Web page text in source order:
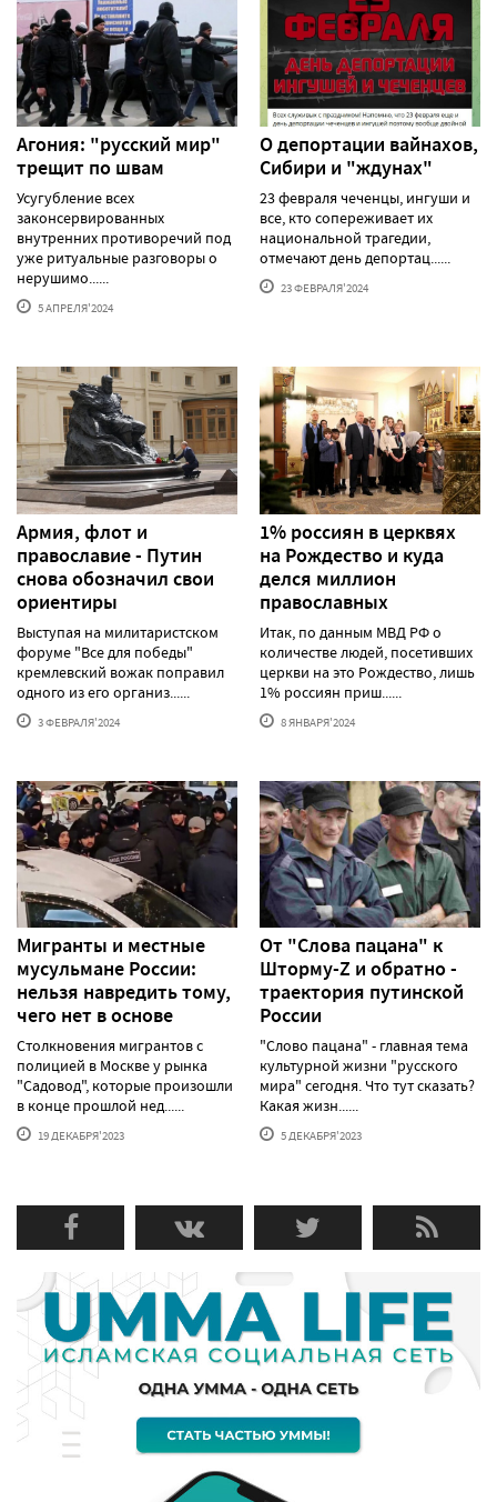
Агония: "русский мир"
трещит по швам
Усугубление всех
законсервированных
внутренних противоречий под
уже ритуальные разговоры о
нерушимо......
5 АПРЕЛЯ'2024
О депортации вайнахов,
Сибири и "ждунах"
23 февраля чеченцы, ингуши и
все, кто сопереживает их
национальной трагедии,
отмечают день депортац......
23 ФЕВРАЛЯ'2024
Армия, флот и
православие - Путин
снова обозначил свои
ориентиры
Выступая на милитаристском
форуме "Все для победы"
кремлевский вожак поправил
одного из его организ......
3 ФЕВРАЛЯ'2024
1% россиян в церквях
на Рождество и куда
делся миллион
православных
Итак, по данным МВД РФ о
количестве людей, посетивших
церкви на это Рождество, лишь
1% россиян приш......
8 ЯНВАРЯ'2024
Мигранты и местные
мусульмане России:
нельзя навредить тому,
чего нет в основе
Столкновения мигрантов с
полицией в Москве у рынка
"Садовод", которые произошли
в конце прошлой нед......
19 ДЕКАБРЯ'2023
От "Слова пацана" к
Шторму-Z и обратно -
траектория путинской
России
"Слово пацана" - главная тема
культурной жизни "русского
мира" сегодня. Что тут сказать?
Какая жизн......
5 ДЕКАБРЯ'2023